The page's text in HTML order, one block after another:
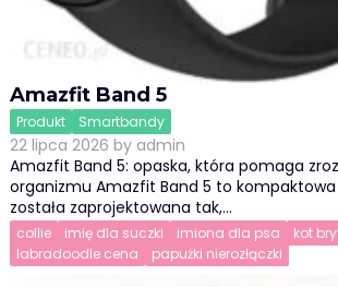
Amazfit Band 5
Produkt Smartbandy
22 lipca 2026 by admin
Amazfit Band 5: opaska, która pomaga
organizmu Amazfit Band 5 to
została zaprojektowana tak,…
collie imię dla suczki imiona dla psa
kot
labradoodle cena
papużki nierozłączki